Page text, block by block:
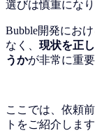
選びは慎重になり
Bubble開発にお
なく、 現状を正
うかが非常に重要
ここでは、依頼
トをご紹介します